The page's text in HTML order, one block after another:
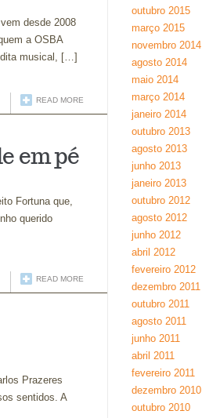
desde 2008
a OSBA
musical, […]
READ MORE
em pé
Fortuna que,
querido
READ MORE
Prazeres
sentidos. A
outubro 2015
março 2015
novembro 2014
agosto 2014
maio 2014
março 2014
janeiro 2014
outubro 2013
agosto 2013
junho 2013
janeiro 2013
outubro 2012
agosto 2012
junho 2012
abril 2012
fevereiro 2012
dezembro 2011
outubro 2011
agosto 2011
junho 2011
abril 2011
fevereiro 2011
dezembro 2010
outubro 2010